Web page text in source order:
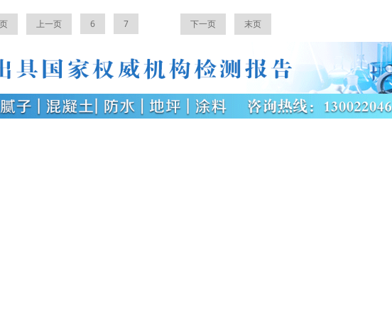
上一页 6 7 下一页 末页